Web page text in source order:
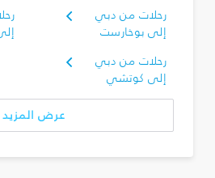
رحلات من دبي
إلى بوخارست
رحلات من دبي
إلى كوتشي
عرض المزيد